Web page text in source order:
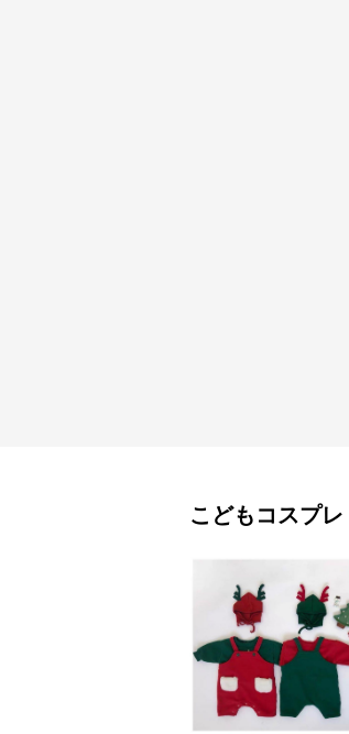
こどもコスプレ